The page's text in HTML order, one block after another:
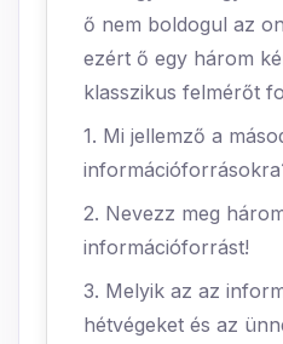
ő nem boldogul az
ezért ő egy három
klasszikus felmérőt
1. Mi jellemző a
2. Nevezz meg
információforrást!
3. Melyik az az
hétvégeket és az